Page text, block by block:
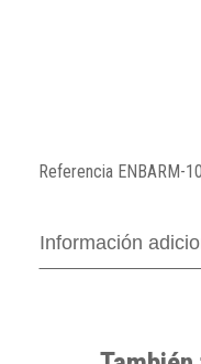
Referencia ENBARM-
Información